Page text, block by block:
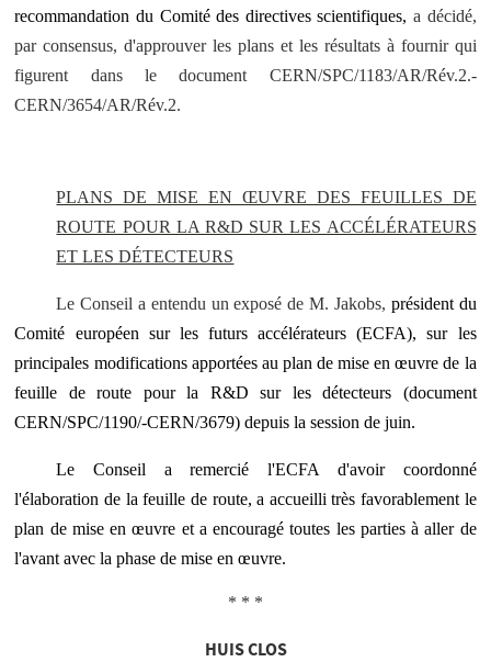
recommandation du Comité des directives scientifiques, a décidé,
par consensus, d'approuver les plans et les résultats à fournir qui
figurent dans le document CERN/SPC/1183/AR/Rév.2.-
CERN/3654/AR/Rév.2.
PLANS DE MISE EN ŒUVRE DES FEUILLES DE
ROUTE POUR LA R&D SUR LES ACCÉLÉRATEURS
ET LES DÉTECTEURS
Le Conseil a entendu un exposé de M. Jakobs, président du
Comité européen sur les futurs accélérateurs (ECFA), sur les
principales modifications apportées au plan de mise en œuvre de la
feuille de route pour la R&D sur les détecteurs (document
CERN/SPC/1190/-CERN/3679) depuis la session de juin.
Le Conseil a remercié l'ECFA d'avoir coordonné
l'élaboration de la feuille de route, a accueilli très favorablement le
plan de mise en œuvre et a encouragé toutes les parties à aller de
l'avant avec la phase de mise en œuvre.
* * *
HUIS CLOS